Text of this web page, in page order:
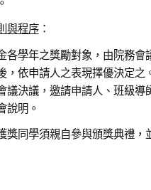
與程序：
各學年之獎勵對象，由院務會
，依申請人之表現擇優決定之
議決議，邀請申請人、班級導
說明。
獎同學須親自參與頒獎典禮，